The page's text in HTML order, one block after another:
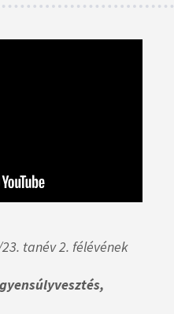
tanév 2. félévének